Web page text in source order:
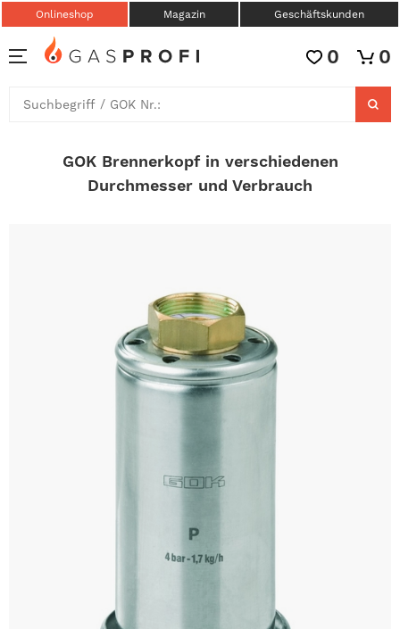
Onlineshop Magazin Geschäftskunden
0 0
GOK Brennerkopf in verschiedenen
Durchmesser und Verbrauch